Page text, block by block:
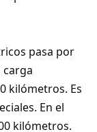
pasa por
carga
kilómetros. Es
En el
kilómetros.